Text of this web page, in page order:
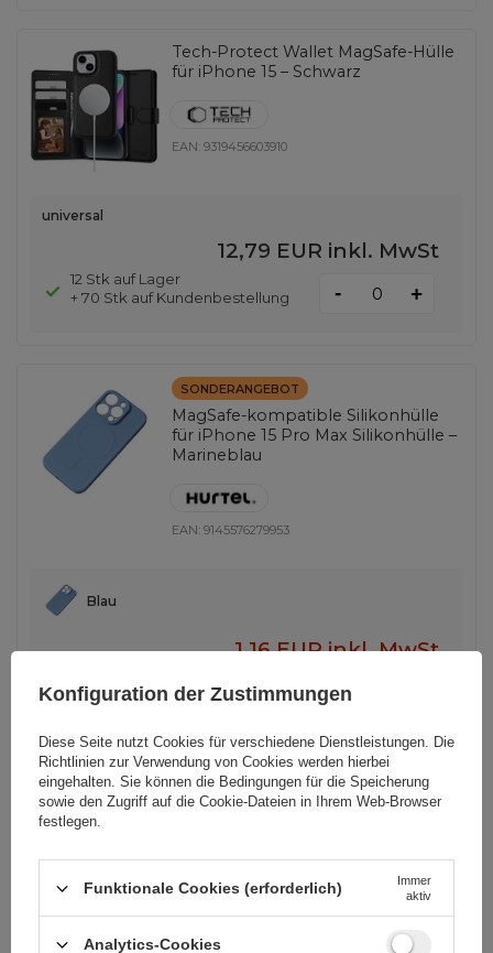
Tech-Protect Wallet MagSafe-Hülle
für iPhone 15 – Schwarz
EAN:9319456603910
universal
12,79 EUR inkl. MwSt
12 Stk auf Lager
+ 70 Stk auf Kundenbestellung
- +
SONDERANGEBOT
MagSafe-kompatible Silikonhülle
für iPhone 15 Pro Max Silikonhülle –
Marineblau
EAN:9145576279953
ANDERE OPTIONEN ANZEIGEN(5)
Blau
1,16 EURinkl. MwSt
Normaler Preis:
SCHNÄPPCHEN
MagSafe-kompatible Silikonhülle
für iPhone 15 Pro Silikonhülle – Lila
Konfiguration der Zustimmungen
Diese Seite nutzt Cookies für verschiedene Dienstleistungen. Die
Richtlinien zur Verwendung von Cookies werden hierbei
eingehalten. Sie können die Bedingungen für die Speicherung
sowie den Zugriff auf die Cookie-Dateien in Ihrem Web-Browser
festlegen.
Funktionale Cookies (erforderlich)
Immer
aktiv
Analytics-Cookies